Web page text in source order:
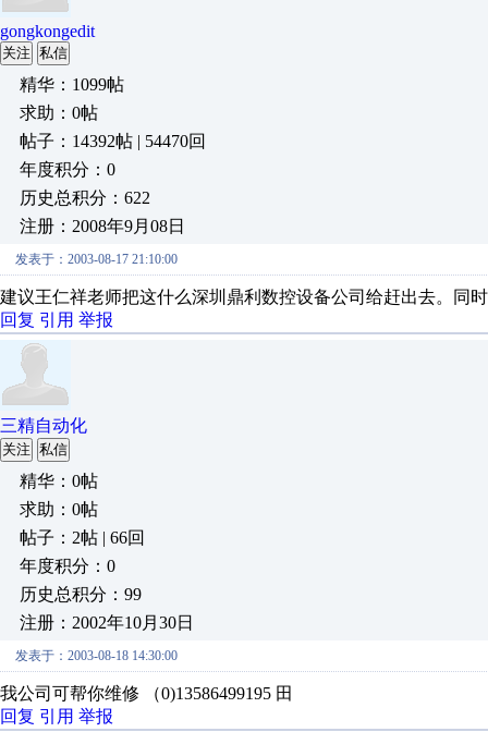
gongkongedit
关注 私信
精华：1099帖
求助：0帖
帖子：14392帖 | 54470回
年度积分：0
历史总积分：622
注册：2008年9月08日
发表于：2003-08-17 21:10:00
建议王仁祥老师把这什么深圳鼎利数控设备公司给赶出去。同
回复 引用 举报
三精自动化
关注 私信
精华：0帖
求助：0帖
帖子：2帖 | 66回
年度积分：0
历史总积分：99
注册：2002年10月30日
发表于：2003-08-18 14:30:00
我公司可帮你维修 （0)13586499195 田
回复 引用 举报